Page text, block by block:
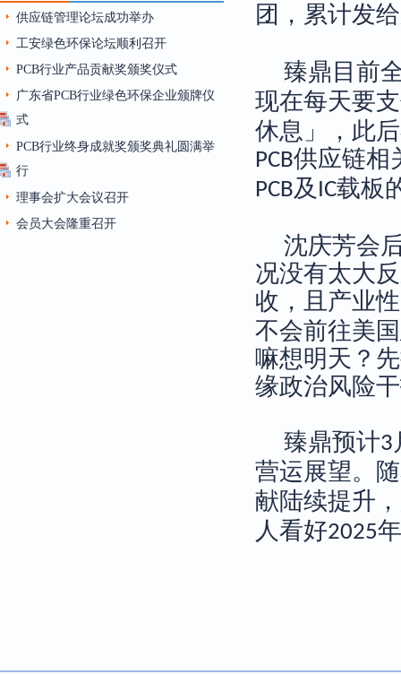
供应链管理论坛成功举办
工安绿色环保论坛顺利召开
PCB行业产品贡献奖颁奖仪式
广东省PCB行业绿色环保企业颁牌仪
式
PCB行业终身成就奖颁奖典礼圆满举
行
理事会扩大会议召开
会员大会隆重召开
团，累计发
臻鼎目前
现在每天要
休息」，此
PCB供应链相
PCB及 IC载板
沈庆芳会
况没有太大
收，且产业
不会前往美
嘛想明天？
缘政治风险
臻鼎预计3
营运展望。
献陆续提升
人看好2025